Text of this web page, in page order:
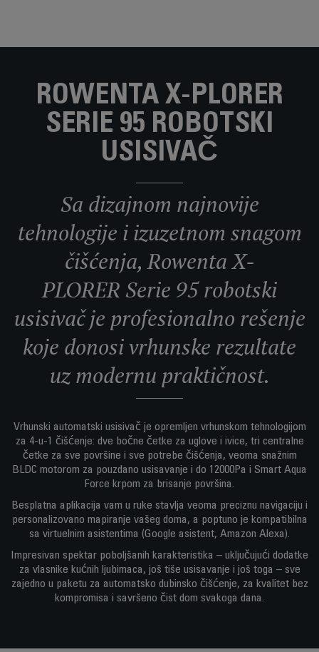
ROWENTA X-PLORER
SERIE 95 ROBOTSKI
USISIVAČ
Sa dizajnom najnovije
tehnologije i izuzetnom snagom
čišćenja, Rowenta X-
PLORER Serie 95 robotski
usisivač je profesionalno rešenje
koje donosi vrhunske rezultate
uz modernu praktičnost.
Vrhunski automatski usisivač je opremljen vrhunskom tehnologijom
za 4-u-1 čišćenje: dve bočne četke za uglove i ivice, tri centralne
četke za sve površine i sve potrebe čišćenja, veoma snažnim
BLDC motorom za pouzdano usisavanje i do 12000Pa i Smart Aqua
Force krpom za brisanje površina.
Besplatna aplikacija vam u ruke stavlja veoma preciznu navigaciju i
personalizovano mapiranje vašeg doma, a poptuno je kompatibilna
sa virtuelnim asistentima (Google asistent, Amazon Alexa).
Impresivan spektar poboljšanih karakteristika – uključujući dodatke
za vlasnike kućnih ljubimaca, još tiše usisavanje i još toga – sve
zajedno u paketu za automatsko dubinsko čišćenje, za kvalitet bez
kompromisa i savršeno čist dom svakoga dana.